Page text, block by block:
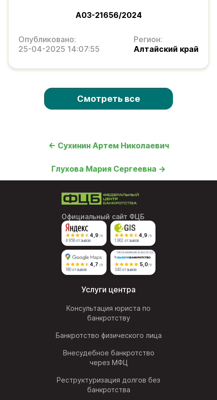
А03-21656/2024
Опубликовано:
25-04-2025 14:07:55
Регион:
Алтайский край
Смотреть все
← Сухинин Артем Николаевич
Глухова Мария Сергеевна →
Официальный сайт ФЦБ
4,9 /5
4 956 отзывов
4,9 /5
1 902 отзывов
4,7 /5
180 отзывов
Независимый агрегатор
5,0/5
340 отзывов
Услуги центра
Консультация юриста по
банкротству
Банкротство физического лица
Внесудебное банкротство
через МФЦ
Реструктуризация долгов без
банкротства